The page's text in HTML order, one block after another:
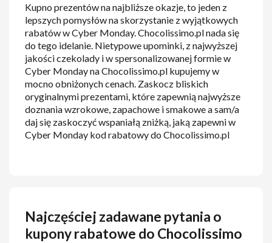
Kupno prezentów na najbliższe okazje, to jeden z
lepszych pomysłów na skorzystanie z wyjątkowych
rabatów w Cyber Monday. Chocolissimo.pl nada się
do tego idelanie. Nietypowe upominki, z najwyższej
jakości czekolady i w spersonalizowanej formie w
Cyber Monday na Chocolissimo.pl kupujemy w
mocno obniżonych cenach. Zaskocz bliskich
oryginalnymi prezentami, które zapewnią najwyższe
doznania wzrokowe, zapachowe i smakowe a sam/a
daj się zaskoczyć wspaniałą zniżką, jaką zapewni w
Cyber Monday kod rabatowy do Chocolissimo.pl
Najczęściej zadawane pytania o
kupony rabatowe do Chocolissimo